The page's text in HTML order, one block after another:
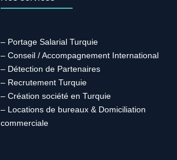
– Portage Salarial Turquie
– Conseil / Accompagnement International
– Détection de Partenaires
– Recrutement Turquie
– Création société en Turquie
– Locations de bureaux & Domiciliation
commerciale